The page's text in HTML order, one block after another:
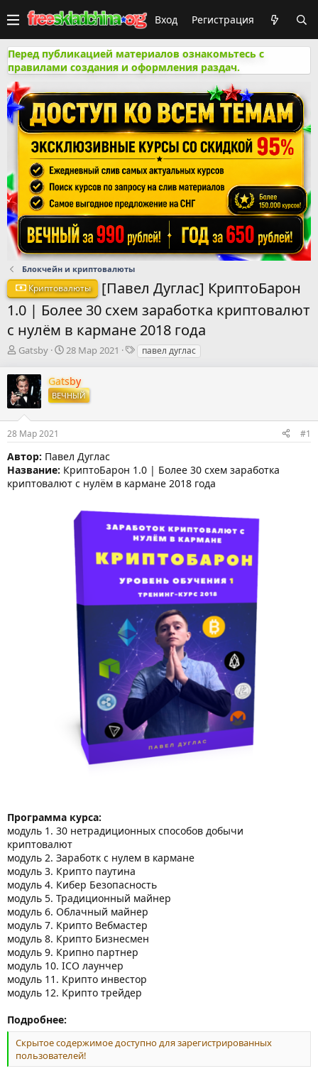
Вход Регистрация
Перед публикацией материалов ознакомьтесь с
правилами создания и оформления раздач.
Блокчейн и криптовалюты
Криптовалюты
[Павел Дуглас] КриптоБарон
1.0 | Более 30 схем заработка криптовалют
с нулём в кармане 2018 года
А
т
о
р
м
ы
Gatsby
Д
т
а
н
а
л
а
28 Мар 2021
Тпавел дуглас
Gatsby
ВЕЧНЫЙ
28 Мар 2021 #1
Автор: Павел Дуглас
Название: КриптоБарон 1.0 | Более 30 схем заработка
криптовалют с нулём в кармане 2018 года
Программа курса:
модуль 1. 30 нетрадиционных способов добычи
криптовалют
модуль 2. Заработк с нулем в кармане
модуль 3. Крипто паутина
модуль 4. Кибер Безопасность
модуль 5. Традиционный майнер
модуль 6. Облачный майнер
модуль 7. Крипто Вебмастер
модуль 8. Крипто Бизнесмен
модуль 9. Крипно партнер
модуль 10. ICO лаунчер
модуль 11. Крипто инвестор
модуль 12. Крипто трейдер
Подробнее:
Скрытое содержимое доступно для зарегистрированных
пользователей!